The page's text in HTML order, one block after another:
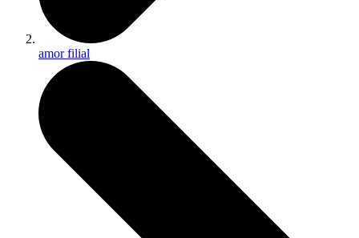
amor filial